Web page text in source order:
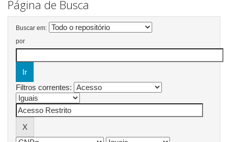
Página de Busca
Buscar em:
por
Filtros correntes: